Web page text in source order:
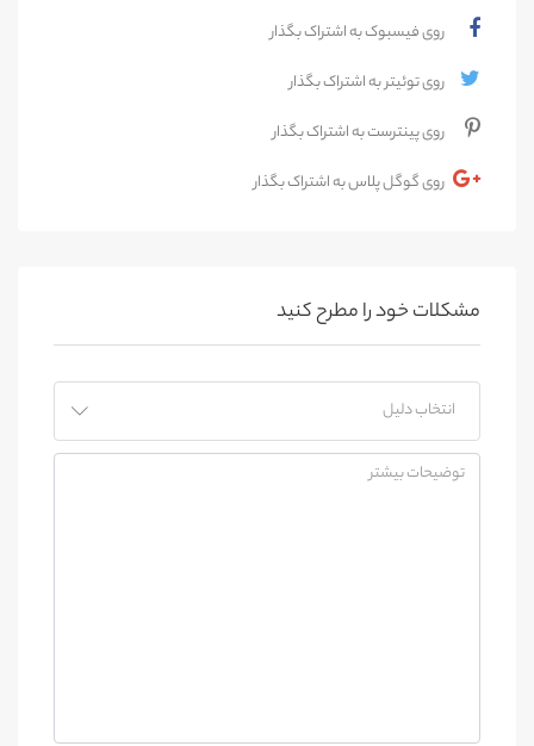
روی فیسبوک به اشتراک بگذار
روی توئیتر به اشتراک بگذار
روی پینترست به اشتراک بگذار
روی گوگل پلاس به اشتراک بگذار
مشکلات خود را مطرح کنید